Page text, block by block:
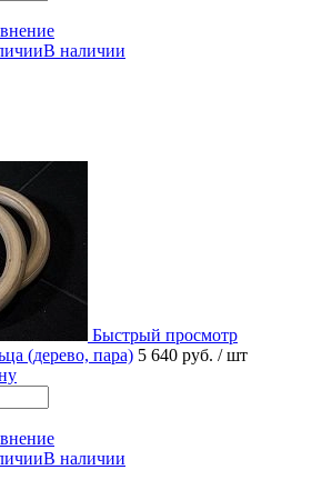
В наличии
Быстрый просмотр
(дерево, пара) 5 640 руб. / шт
В наличии